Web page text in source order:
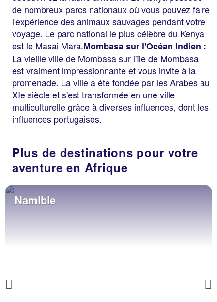
de nombreux parcs nationaux où vous pouvez faire
l'expérience des animaux sauvages pendant votre
voyage. Le parc national le plus célèbre du Kenya
est le Masai Mara.Mombasa sur l'Océan Indien :
La vieille ville de Mombasa sur l'île de Mombasa
est vraiment impressionnante et vous invite à la
promenade. La ville a été fondée par les Arabes au
XIe siècle et s'est transformée en une ville
multiculturelle grâce à diverses influences, dont les
influences portugaises.
Plus de destinations pour votre
aventure en Afrique
Previous
Tanzanie